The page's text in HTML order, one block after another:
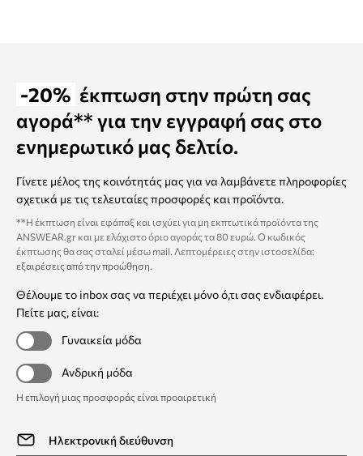
-20% έκπτωση στην πρώτη σας
αγορά** για την εγγραφή σας στο
ενημερωτικό μας δελτίο.
Γίνετε μέλος της κοινότητάς μας για να λαμβάνετε πληροφορίες
σχετικά με τις τελευταίες προσφορές και προϊόντα.
**Η έκπτωση είναι εφάπαξ και ισχύει για μη εκπτωτικά προϊόντα της
ANSWEAR.gr και με ελάχιστο όριο αγοράς τα 80 ευρώ. Ο κωδικός
έκπτωσης θα σας σταλεί μέσω mail. Λεπτομέρειες στην ιστοσελίδα:
εξαιρέσεις από την προώθηση.
Θέλουμε το inbox σας να περιέχει μόνο ό,τι σας ενδιαφέρει.
Πείτε μας, είναι:
Γυναικεία μόδα
Ανδρική μόδα
Η επιλογή μιας προσφοράς είναι προαιρετική